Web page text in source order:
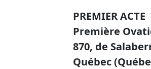
PREMIER ACTE
Première
870, de
Québec